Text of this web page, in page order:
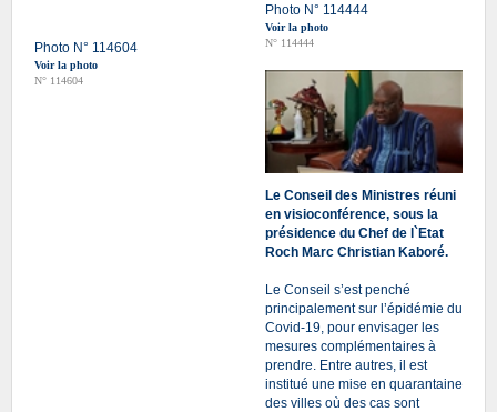
Photo N° 114604
Voir la photo
N° 114604
Photo N° 114444
Voir la photo
N° 114444
Le Conseil des Ministres réuni
en visioconférence, sous la
présidence du Chef de l`Etat
Roch Marc Christian Kaboré.
Le Conseil s’est penché
principalement sur l’épidémie du
Covid-19, pour envisager les
mesures complémentaires à
prendre. Entre autres, il est
institué une mise en quarantaine
des villes où des cas sont